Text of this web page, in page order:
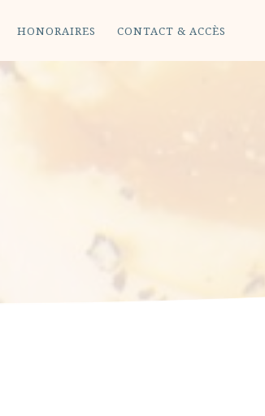
HONORAIRES CONTACT & ACCÈS